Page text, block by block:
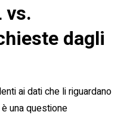
vs.
dagli
ai dati che li riguardano
una questione